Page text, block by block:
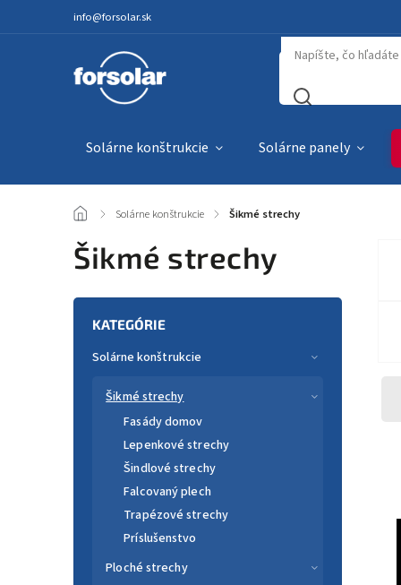
info@forsolar.sk
Solárne konštrukcie Solárne panely
/ Solárne konštrukcie / Šikmé strechy
Šikmé strechy
KATEGÓRIE
Solárne konštrukcie
Šikmé strechy
Fasády domov
Lepenkové strechy
Šindlové strechy
Falcovaný plech
Trapézové strechy
Príslušenstvo
Ploché strechy